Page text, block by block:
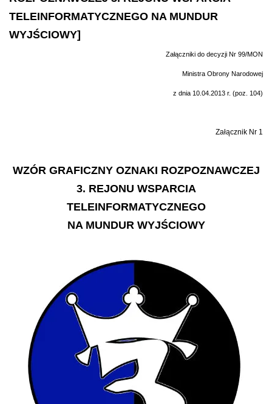
TELEINFORMATYCZNEGO NA MUNDUR
WYJŚCIOWY]
Załączniki do decyzji Nr 99/MON
Ministra Obrony Narodowej
z dnia 10.04.2013 r. (poz. 104)
Załącznik Nr 1
WZÓR GRAFICZNY OZNAKI ROZPOZNAWCZEJ
3. REJONU WSPARCIA
TELEINFORMATYCZNEGO
NA MUNDUR WYJŚCIOWY